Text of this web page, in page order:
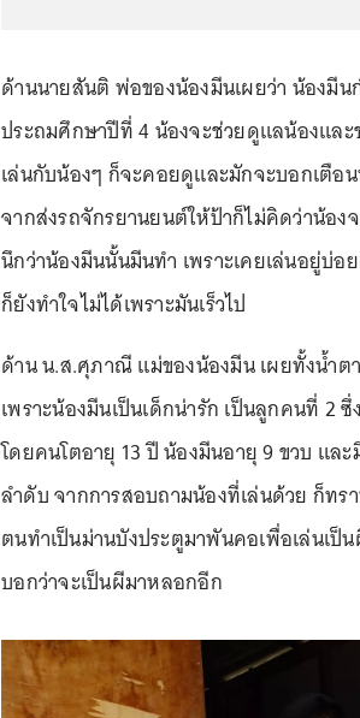
ด้านนายสันติ พ่อของน้องมีนเผยว่า น้องมีน
ประถมศึกษาปีที่ 4 น้องจะช่วยดูแลน้องแล
เล่นกับน้องๆ ก็จะคอยดูและมักจะบอกเตือ
จากส่งรถจักรยานยนต์ให้ป้าก็ไม่คิดว่าน้อ
นึกว่าน้องมีนนั้นมีนทำ เพราะเคยเล่นอยู่บ่อ
ก็ยังทำใจไม่ได้เพราะมันเร็วไป
ด้าน น.ส.ศุภาณี แม่ของน้องมีน เผยทั้งน้ำต
เพราะน้องมีนเป็นเด็กน่ารัก เป็นลูกคนที่
โดยคนโตอายุ 13 ปี น้องมีนอายุ 9 ขวบ แล
ลำดับ จากการสอบถามน้องที่เล่นด้วย ก็ท
ตนทำเป็นม่านบังประตูมาพันคอเพื่อเล่นเป็
บอกว่าจะเป็นผีมาหลอกอีก